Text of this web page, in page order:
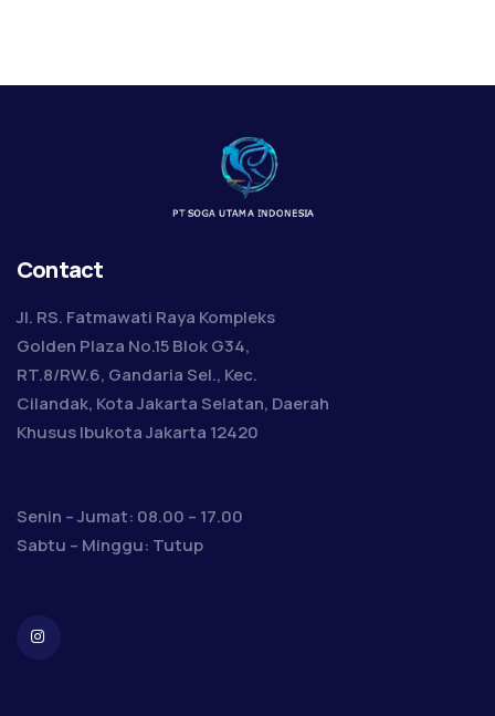
Contact
Jl. RS. Fatmawati Raya Kompleks
Golden Plaza No.15 Blok G34,
RT.8/RW.6, Gandaria Sel., Kec.
Cilandak, Kota Jakarta Selatan, Daerah
Khusus Ibukota Jakarta 12420
Senin – Jumat: 08.00 – 17.00
Sabtu – Minggu: Tutup